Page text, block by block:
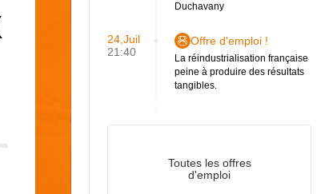
Duchavany
24,Juil
21:40
Offre d'emploi !
La réindustrialisation française
peine à produire des résultats
tangibles.
Toutes les offres
d'emploi